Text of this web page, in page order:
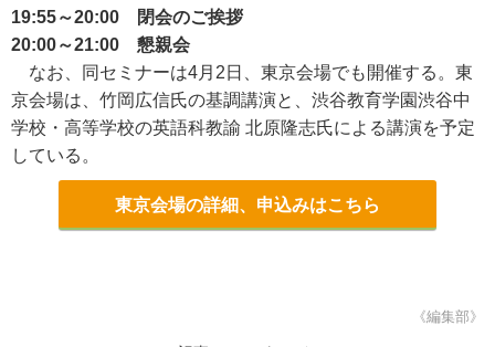
19:55～20:00 閉会のご挨拶
20:00～21:00 懇親会
なお、同セミナーは4月2日、東京会場でも開催する。東
京会場は、竹岡広信氏の基調講演と、渋谷教育学園渋谷中
学校・高等学校の英語科教諭 北原隆志氏による講演を予定
している。
東京会場の詳細、申込みはこちら
《編集部》